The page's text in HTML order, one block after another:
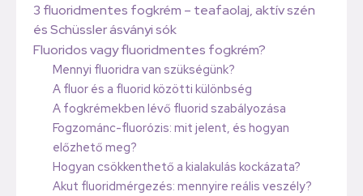
3 fluoridmentes fogkrém – teafaolaj, aktív szén
és Schüssler ásványi sók
Fluoridos vagy fluoridmentes fogkrém?
Mennyi fluoridra van szükségünk?
A fluor és a fluorid közötti különbség
A fogkrémekben lévő fluorid szabályozása
Fogzománc-fluorózis: mit jelent, és hogyan
előzhető meg?
Hogyan csökkenthető a kialakulás kockázata?
Akut fluoridmérgezés: mennyire reális veszély?